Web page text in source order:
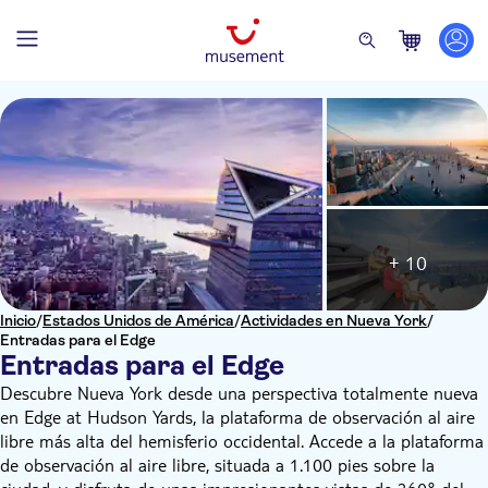
Inicio/Estados Unidos de América/Actividades en Nueva York/
Entradas para el Edge
Entradas para el Edge
+ 10
Descubre Nueva York desde una perspectiva totalmente nueva
en Edge at Hudson Yards, la plataforma de observación al aire
libre más alta del hemisferio occidental. Accede a la plataforma
de observación al aire libre, situada a 1.100 pies sobre la